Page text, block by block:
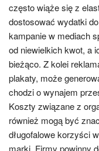
często wiąże się z
dostosować wydatki
kampanie w mediach
od niewielkich kwot, a
bieżąco. Z kolei
plakaty, może
chodzi o wynajem
Koszty związane z
również mogą być
długofalowe korzyści
marki. Firmy powinny